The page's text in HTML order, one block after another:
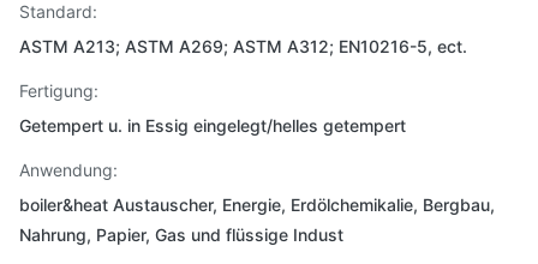
Standard:
ASTM A213; ASTM A269; ASTM A312; EN10216-5, ect.
Fertigung:
Getempert u. in Essig eingelegt/helles getempert
Anwendung:
boiler&heat Austauscher, Energie, Erdölchemikalie, Bergbau,
Nahrung, Papier, Gas und flüssige Indust